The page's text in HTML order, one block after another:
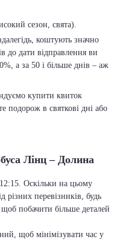
сезон, свята).
коштують значно
до дати відправлення ви
а за 50 і більше днів – аж
купити квиток
подорож в святкові дні або
Лінц – Долина
Оскільки на цьому
різних перевізників, будь
побачити більше деталей
щоб мінімізувати час у